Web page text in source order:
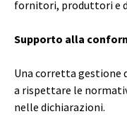
fornitori, produttori e
Supporto alla
Una corretta gestione
a rispettare le
nelle dichiarazioni.